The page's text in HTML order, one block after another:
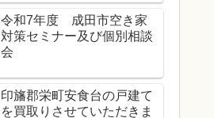
令和7年度 成田市空き家
対策セミナー及び個別相談
会
印旛郡栄町安食台の戸建て
を買取りさせていただきま